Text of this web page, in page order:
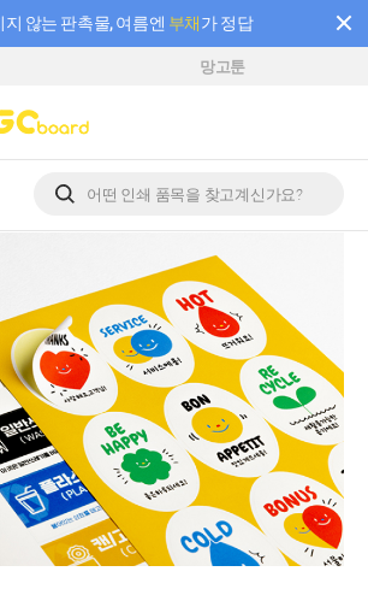
지 않는 판촉물, 여름엔 부채가 정답
끊김 없이 작업하세요! 새로워진 AI 부스터 요금제
망고툰